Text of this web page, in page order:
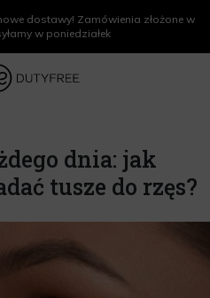
dostawy! Zamówienia złożone w
w poniedziałek
dnia: jak
tusze do rzęs?